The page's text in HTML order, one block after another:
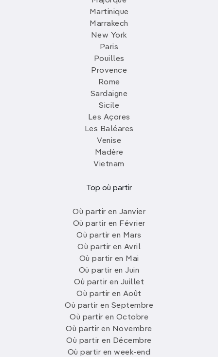
Martinique
Marrakech
New York
Paris
Pouilles
Provence
Rome
Sardaigne
Sicile
Les Açores
Les Baléares
Venise
Madère
Vietnam
Top où partir
Où partir en Janvier
Où partir en Février
Où partir en Mars
Où partir en Avril
Où partir en Mai
Où partir en Juin
Où partir en Juillet
Où partir en Août
Où partir en Septembre
Où partir en Octobre
Où partir en Novembre
Où partir en Décembre
Où partir en week-end